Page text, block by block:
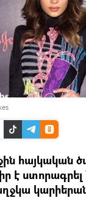
հայկական
է ստորագրել